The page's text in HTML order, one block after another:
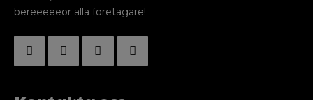
bereeeeeör alla företagare!